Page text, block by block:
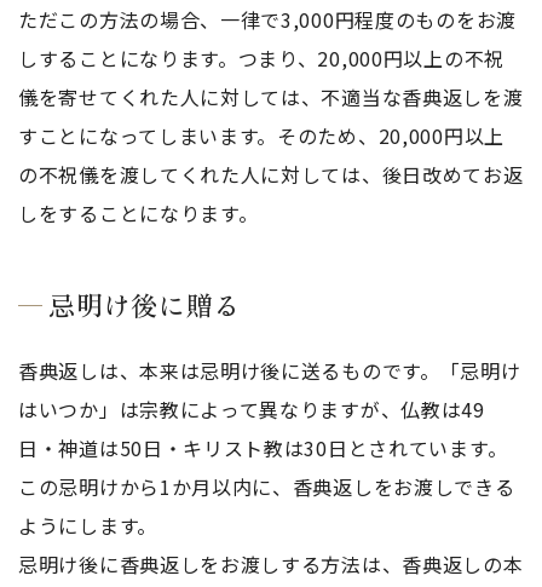
ただこの方法の場合、一律で3,000円程度のものをお渡
しすることになります。つまり、20,000円以上の不祝
儀を寄せてくれた人に対しては、不適当な香典返しを渡
すことになってしまいます。そのため、20,000円以上
の不祝儀を渡してくれた人に対しては、後日改めてお返
しをすることになります。
忌明け後に贈る
香典返しは、本来は忌明け後に送るものです。「忌明け
はいつか」は宗教によって異なりますが、仏教は49
日・神道は50日・キリスト教は30日とされています。
この忌明けから1か月以内に、香典返しをお渡しできる
ようにします。
忌明け後に香典返しをお渡しする方法は、香典返しの本